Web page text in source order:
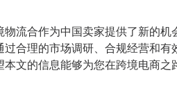
流合作为中国卖家提供了新的
合理的市场调研、合规经营和
本文的信息能够为您在跨境电商之